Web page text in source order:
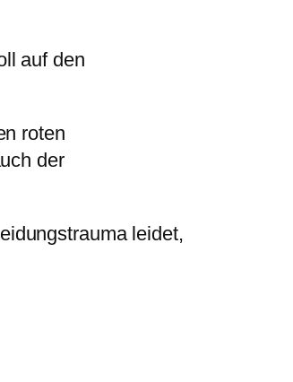
auf den
roten
der
leidet,